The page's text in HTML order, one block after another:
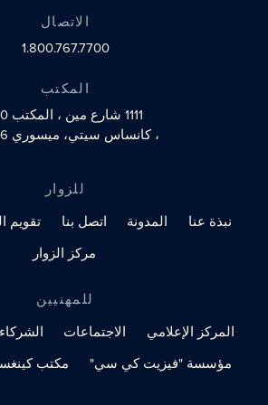
الاتصال
1.800.767.7700
المكتب
1111 شارع مين
، المكتب 180
، كانساس سيتي، ميسوري 64106
للزوار
نبذة عنا
المدونة اتصل بنا تقويم
مركز الزوار
للمهنيين
المركز الإعلامي
الاجتماعات الشركاء
مؤسسة "فيزيت كي سي"
مكتب